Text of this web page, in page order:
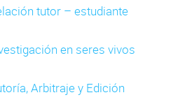
tutor – estudiante
en seres vivos
Arbitraje y Edición